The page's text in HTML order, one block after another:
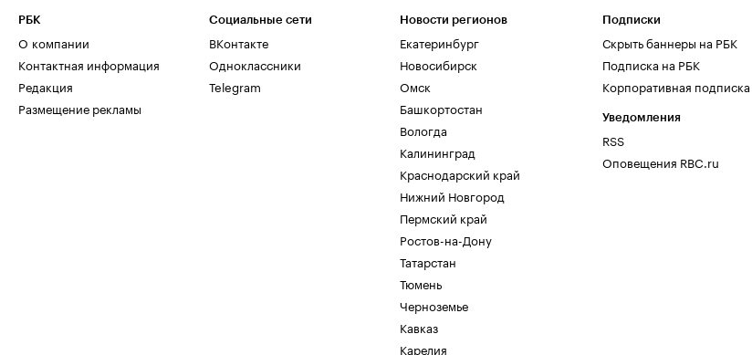
РБК
О компании
Контактная информация
Редакция
Размещение рекламы
Социальные сети
ВКонтакте
Одноклассники
Telegram
Новости регионов
Екатеринбург
Новосибирск
Омск
Башкортостан
Вологда
Калининград
Краснодарский край
Нижний Новгород
Пермский край
Ростов-на-Дону
Татарстан
Тюмень
Черноземье
Кавказ
Карелия
Подписки
Скрыть баннеры на РБК
Подписка на РБК
Корпоративная подписка
Уведомления
RSS
Оповещения RBC.ru